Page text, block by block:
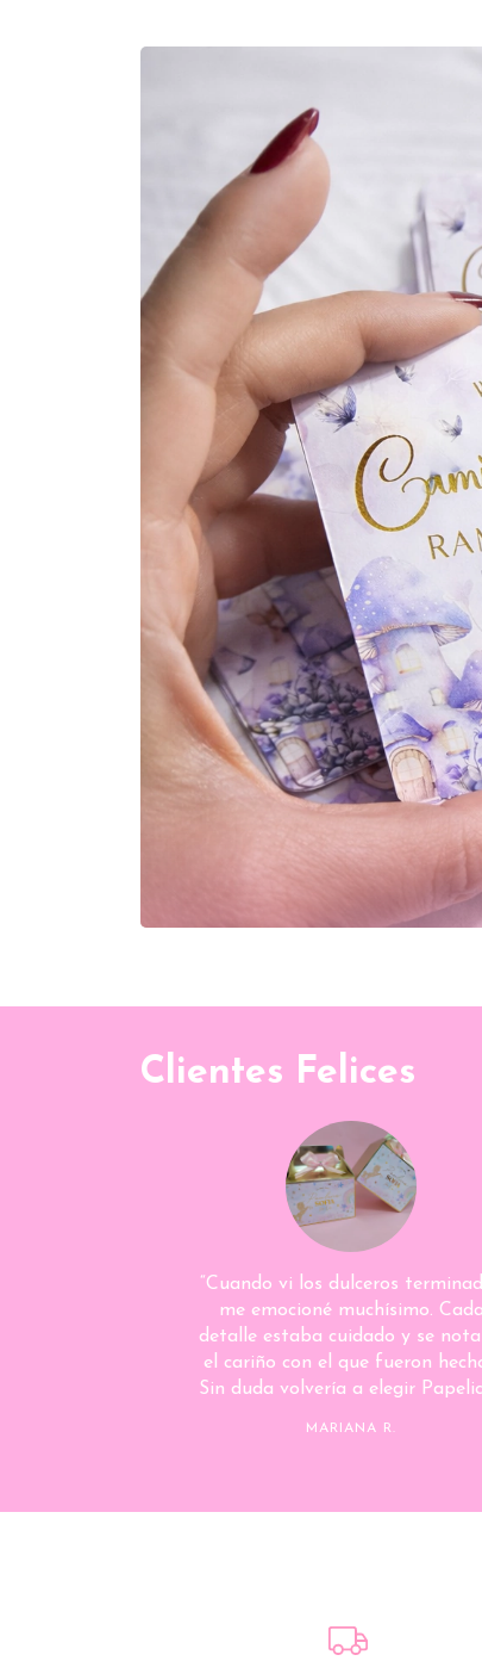
Clientes Felices
“Cuando vi los dulceros
me emocioné muchísimo. Cada
detalle estaba cuidado y se
el cariño con el que fueron
Sin duda volvería a elegir
MARIANA R.